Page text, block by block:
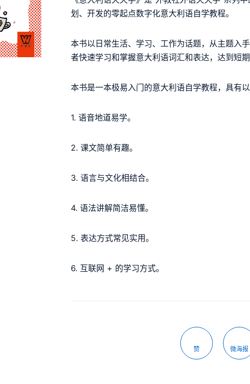
划、开发的零起点数字化意大利语自学教程。
本书以日常生活、学习、工作为话题，从主题入
者快速学习和掌握意大利语词汇和表达，达到短
本书是一本极易入门的意大利语自学教程，具有
1. 语音地道易学。
2. 课文简单有趣。
3. 语言与文化相结合。
4. 语法讲解简洁易懂。
5. 表达方式常见实用。
6. 互联网 + 的学习方式。
赞 微海报